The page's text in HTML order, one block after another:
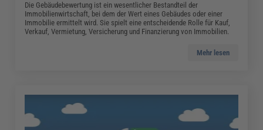
Die Gebäudebewertung ist ein wesentlicher Bestandteil der
Immobilienwirtschaft, bei dem der Wert eines Gebäudes oder einer
Immobilie ermittelt wird. Sie spielt eine entscheidende Rolle für Kauf,
Verkauf, Vermietung, Versicherung und Finanzierung von Immobilien.
Mehr lesen